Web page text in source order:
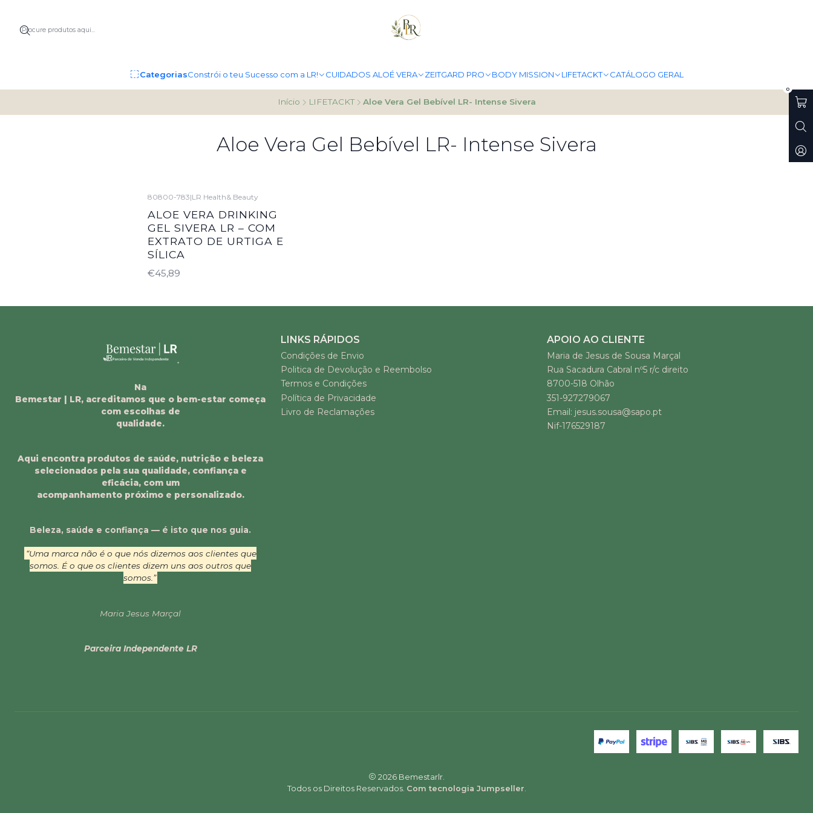
CategoriasConstrói o teu Sucesso com a LR! CUIDADOS ALOÉ VERA ZEITGARD PRO BODY MISSION LIFETACKT CATÁLOGO GERAL
0
PORTES GRÁTIS A PARTIR DE 49.90€
Início LIFETACKT Aloe Vera Gel Bebível LR- Intense Sivera
Aloe Vera Gel Bebível LR- Intense Sivera
80800-783|LR Health& Beauty
ALOE VERA DRINKING
GEL SIVERA LR – COM
EXTRATO DE URTIGA E
SÍLICA
€45,89
Na
Bemestar | LR, acreditamos que o bem-estar começa
com escolhas de
qualidade.
Aqui encontra produtos de saúde, nutrição e beleza
selecionados pela sua qualidade, confiança e
eficácia, com um
acompanhamento próximo e personalizado.
Beleza, saúde e confiança — é isto que nos guia.
“Uma marca não é o que nós dizemos aos clientes que
somos. É o que os clientes dizem uns aos outros que
somos.”
Maria Jesus Marçal
Parceira Independente LR
LINKS RÁPIDOS
Condições de Envio
Politica de Devolução e Reembolso
Termos e Condições
Política de Privacidade
Livro de Reclamações
APOIO AO CLIENTE
Maria de Jesus de Sousa Marçal
Rua Sacadura Cabral nº5 r/c direito
8700-518 Olhão
351-927279067
Email: jesus.sousa@sapo.pt
Nif-176529187
2026 Bemestarlr.
Todos os Direitos Reservados. Com tecnologia Jumpseller.